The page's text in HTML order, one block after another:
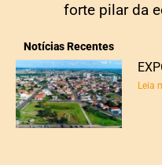
forte pilar da
Notícias Recentes
Leia